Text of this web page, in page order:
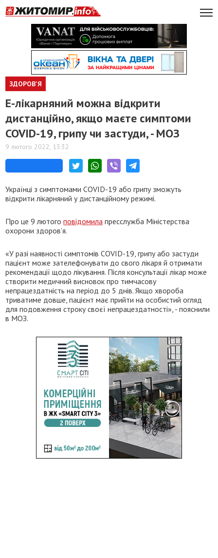
ЗДОРОВ'Я
​Е-лікарняний можна відкрити
дистанційно, якщо маєте симптоми
COVID-19, грипу чи застуди, - МОЗ
9 лютого 2022, 13:32
Українці з симптомами COVID-19 або грипу зможуть
відкрити лікарняний у дистанційному режимі.
Про це 9 лютогоповідомила пресслужба Міністерства
охорони здоров’я.
«У разі наявності симптомів COVID-19, грипу або застуди
пацієнт може зателефонувати до свого лікаря й отримати
рекомендації щодо лікування. Після консультації лікар може
створити медичний висновок про тимчасову
непрацездатність на період до 5 днів. Якщо хвороба
триватиме довше, пацієнт має прийти на особистий огляд
для подовження строку своєї непрацездатності», - пояснили
в МОЗ.